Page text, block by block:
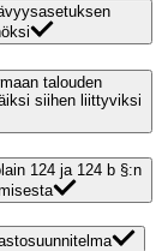
talouden
siihen liittyviksi
124 ja 124 b §:n